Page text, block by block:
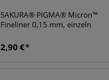
SAKURA® PIGMA® Micron™
Fineliner 0,15 mm, einzeln
2,90 €